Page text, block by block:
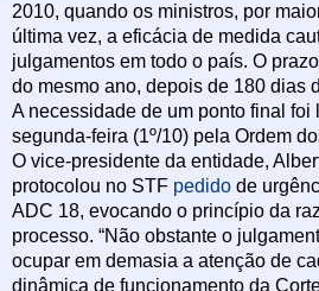
2010, quando os ministros, por
última vez, a eficácia de medida
julgamentos em todo o país. O
do mesmo ano, depois de 180 dias
A necessidade de um ponto final foi
segunda-feira (1º/10) pela Ordem
O vice-presidente da entidade,
protocolou no STF pedido de
ADC 18, evocando o princípio da
processo. “Não obstante o
ocupar em demasia a atenção de
dinâmica de funcionamento da